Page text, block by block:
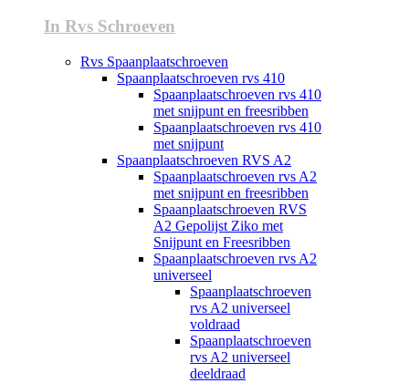
In Rvs Schroeven
Rvs Spaanplaatschroeven
Spaanplaatschroeven rvs 410
Spaanplaatschroeven rvs 410
met snijpunt en freesribben
Spaanplaatschroeven rvs 410
met snijpunt
Spaanplaatschroeven RVS A2
Spaanplaatschroeven rvs A2
met snijpunt en freesribben
Spaanplaatschroeven RVS
A2 Gepolijst Ziko met
Snijpunt en Freesribben
Spaanplaatschroeven rvs A2
universeel
Spaanplaatschroeven
rvs A2 universeel
voldraad
Spaanplaatschroeven
rvs A2 universeel
deeldraad